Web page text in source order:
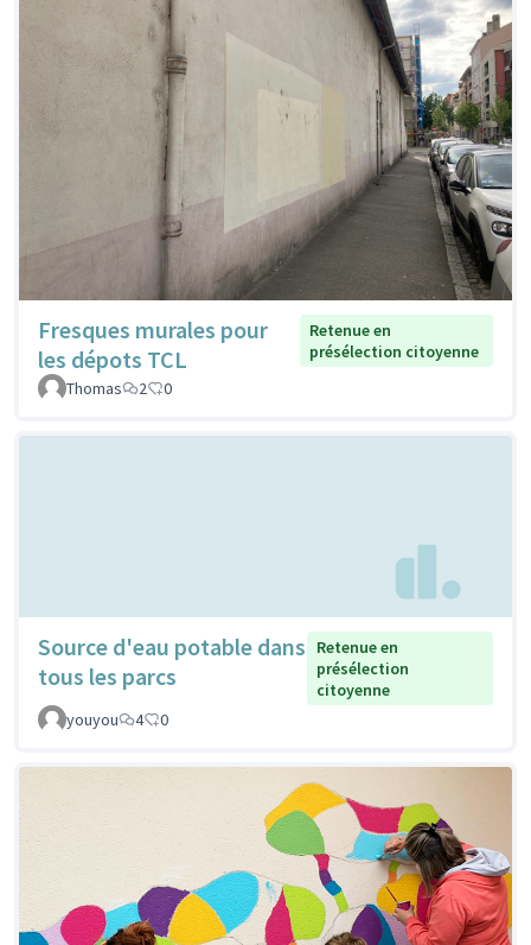
Fresques murales pour
les dépots TCL
Retenue en
présélection citoyenne
Thomas
2 0
Source d'eau potable dans
tous les parcs
Retenue en
présélection
citoyenne
youyou
4 0